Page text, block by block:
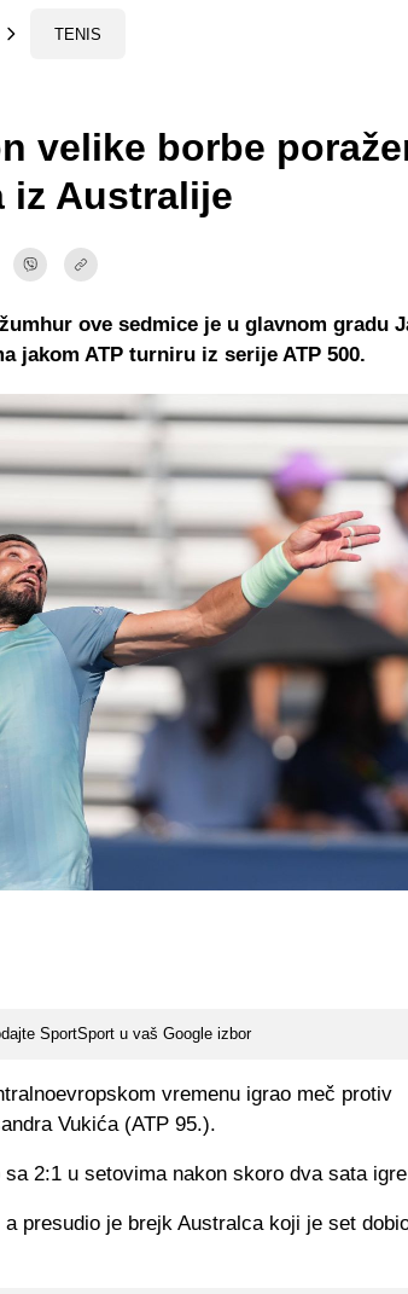
TENIS
velike borbe
iz Australije
SportSport u vaš Google izbor
ove sedmice je u glavnom gradu
jakom ATP turniru iz serije ATP 500.
vremenu igrao meč protiv
Vukića (ATP 95.).
2:1 u setovima nakon skoro dva sata
presudio je brejk Australca koji je set